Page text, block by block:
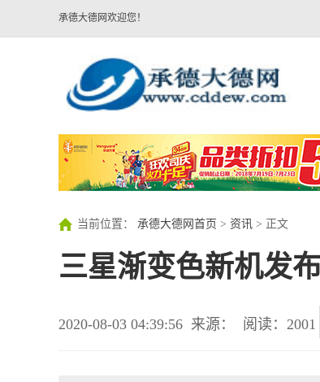
承德大德网欢迎您！
当前位置： 承德大德网首页 > 资讯 > 正文
三星渐变色新机发
2020-08-03 04:39:56 来源： 阅读：2001